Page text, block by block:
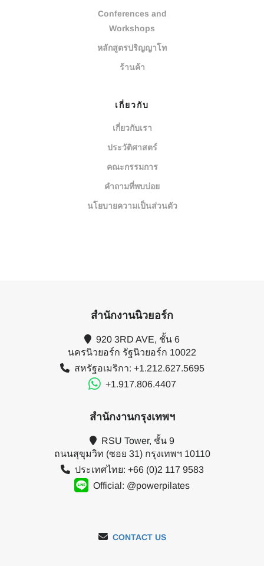
Conferences and
Workshops
หลักสูตรปริญญาโท
ร้านค้า
เกี่ยวกับ
เกี่ยวกับเรา
ประวัติศาสตร์
คณะกรรมการ
คำถามที่พบบ่อย
นโยบายความเป็นส่วนตัว
สำนักงานนิวยอร์ก
920 3RD AVE, ชั้น 6
นครนิวยอร์ก รัฐนิวยอร์ก 10022
สหรัฐอเมริกา: +1.212.627.5695
+1.917.806.4407
สำนักงานกรุงเทพฯ
RSU Tower, ชั้น 9
ถนนสุขุมวิท (ซอย 31) กรุงเทพฯ 10110
ประเทศไทย: +66 (0)2 117 9583
Official: @powerpilates
CONTACT US